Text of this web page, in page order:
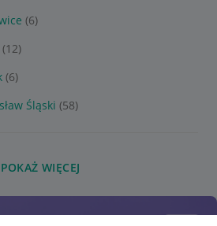
(6)
(12)
(6)
Śląski (58)
POKAŻ WIĘCEJ